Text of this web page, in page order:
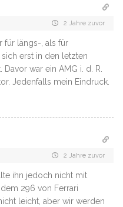
2 Jahre zuvor
für längs-, als für
erst in den letzten
war ein AMG i. d. R.
Jedenfalls mein Eindruck.
2 Jahre zuvor
ihn jedoch nicht mit
296 von Ferrari
leicht, aber wir werden